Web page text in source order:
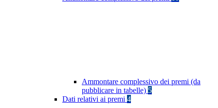
Ammontare complessivo dei premi (da
pubblicare in tabelle) 5
Dati relativi ai premi 4